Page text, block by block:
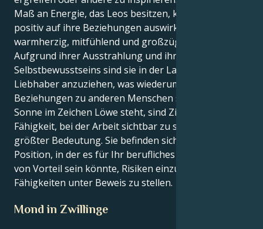
Maß an Energie, das Leos besitzen, könnte sich
positiv auf ihre Beziehungen auswirken, da sie stets
warmherzig, mitfühlend und großzügig sind.
Aufgrund ihrer Ausstrahlung und ihres
Selbstbewusstseins sind sie in der Lage, Freunde und
Liebhaber anzuziehen, was wiederum ihre
Beziehungen zu anderen Menschen stärkt. Wenn die
Sonne im Zeichen Löwe steht, sind Ziele und die
Fähigkeit, bei der Arbeit sichtbar zu sein, von
größter Bedeutung. Sie befinden sich jetzt in einer
Position, in der es für Ihr berufliches Fortkommen
von Vorteil sein könnte, Risiken einzugehen und Ihre
Fähigkeiten unter Beweis zu stellen.
Mond in Zwillinge